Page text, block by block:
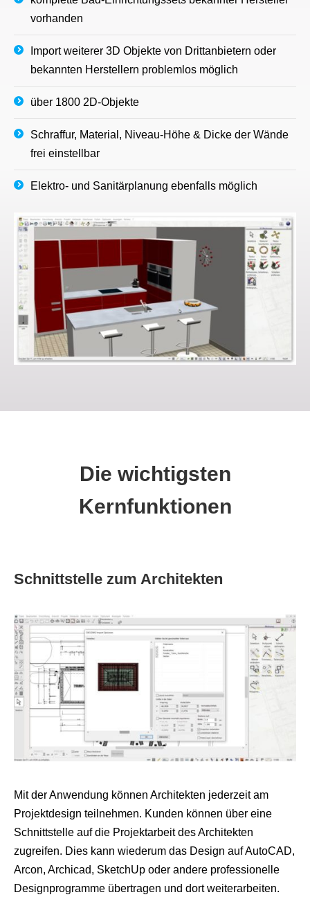
vorhanden
Import weiterer 3D Objekte von Drittanbietern oder
bekannten Herstellern problemlos möglich
über 1800 2D-Objekte
Schraffur, Material, Niveau-Höhe & Dicke der Wände
frei einstellbar
Elektro- und Sanitärplanung ebenfalls möglich
Die wichtigsten
Kernfunktionen
Schnittstelle zum Architekten
Mit der Anwendung können Architekten jederzeit am
Projektdesign teilnehmen. Kunden können über eine
Schnittstelle auf die Projektarbeit des Architekten
zugreifen. Dies kann wiederum das Design auf AutoCAD,
Arcon, Archicad, SketchUp oder andere professionelle
Designprogramme übertragen und dort weiterarbeiten.